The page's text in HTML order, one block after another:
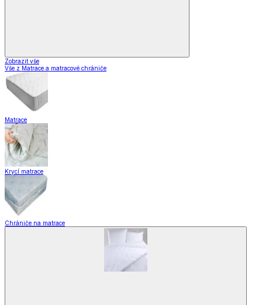
Zobrazit vše
Vše z Matrace a matracové chrániče
Matrace
Krycí matrace
Chrániče na matrace